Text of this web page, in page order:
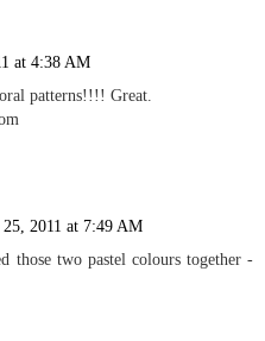
at 4:38 AM
patterns!!!! Great.
25, 2011 at 7:49 AM
those two pastel colours together -